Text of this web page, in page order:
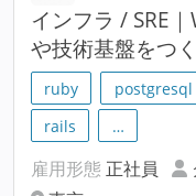
インフラ / SRE
や技術基盤をつ
ruby postgresql
rails
…
雇用形態 正社員